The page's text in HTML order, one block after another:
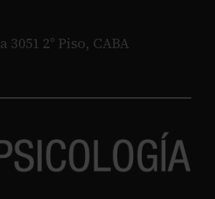
2° Piso, CABA